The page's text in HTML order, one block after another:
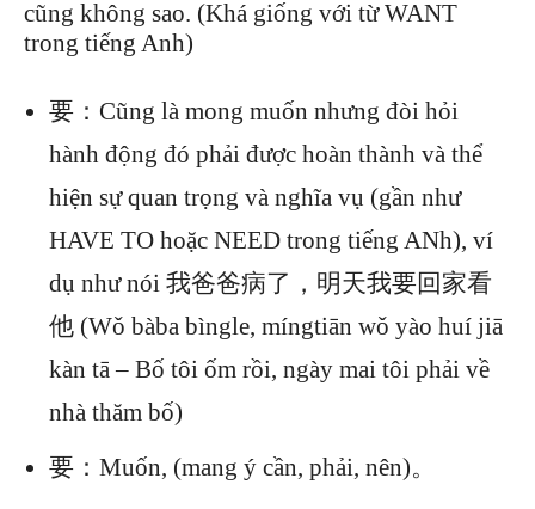
cũng không sao. (Khá giống với từ WANT
trong tiếng Anh)
要：Cũng là mong muốn nhưng đòi hỏi
hành động đó phải được hoàn thành và thể
hiện sự quan trọng và nghĩa vụ (gần như
HAVE TO hoặc NEED trong tiếng ANh), ví
dụ như nói 我爸爸病了，明天我要回家看
他 (Wǒ bàba bìngle, míngtiān wǒ yào huí jiā
kàn tā – Bố tôi ốm rồi, ngày mai tôi phải về
nhà thăm bố)
要：Muốn, (mang ý cần, phải, nên)。